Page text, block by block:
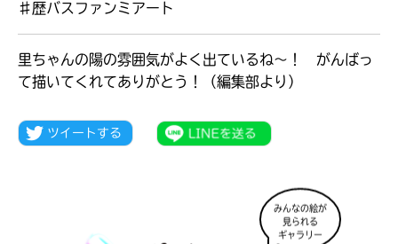
シリーズに
♯歴バスファンミアート
里ちゃんの陽の雰囲気がよく出ているね～！ がんばっ
て描いてくれてありがとう！（編集部より）
みんなの絵が
見られる
ギャラリー